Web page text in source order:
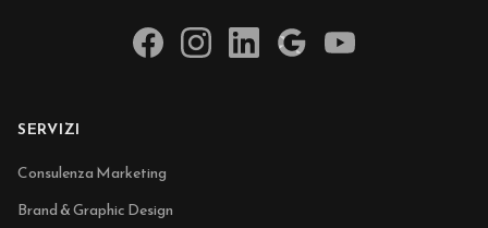
SERVIZI
Consulenza Marketing
Brand & Graphic Design